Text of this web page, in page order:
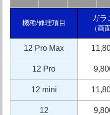
アクセス面でも非常に便利
徒歩3分となっているので
す。近隣には商業施設も多
戦区でもあるので修理の待
みるのも良いですね。
機種/修理項目
ガラ
（画
12 Pro Max
12 Pro
12 mini
12